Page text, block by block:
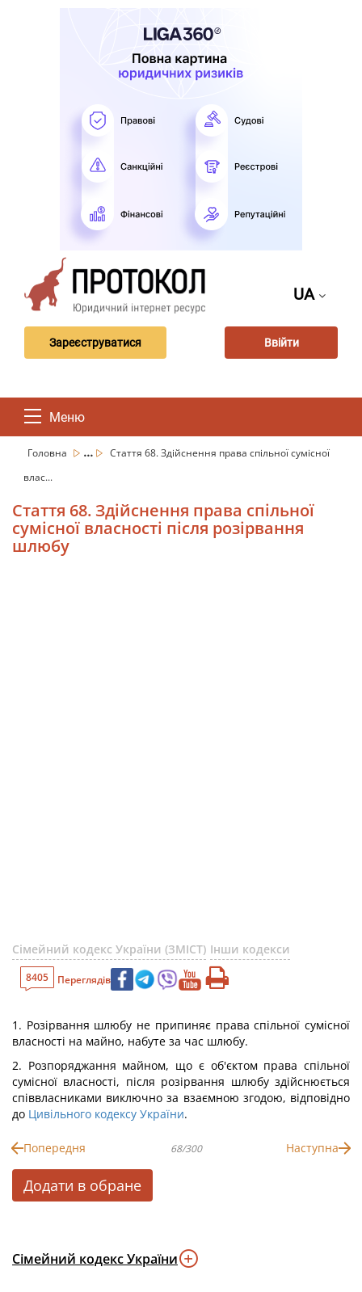
UA
Зареєструватися Ввійти
Меню
Головна ...
Стаття 68. Здійснення права спільної сумісної
влас...
Стаття 68. Здійснення права спільної
сумісної власності після розірвання
шлюбу
Сімейний кодекс України (ЗМІСТ) Інши кодекси
8405 Переглядів
1. Розірвання шлюбу не припиняє права спільної сумісної
власності на майно, набуте за час шлюбу.
2. Розпоряджання майном, що є об'єктом права спільної
сумісної власності, після розірвання шлюбу здійснюється
співвласниками виключно за взаємною згодою, відповідно
до Цивільного кодексу України.
Попередня 68/300 Наступна
Додати в обране
Сімейний кодекс України